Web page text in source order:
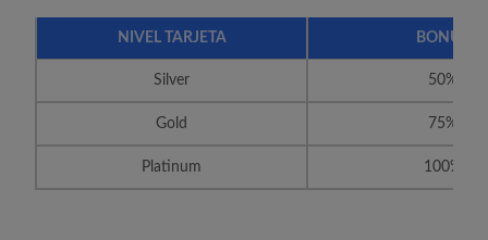
NIVEL TARJETA BONUS
Silver 50%
Gold 75%
Platinum 100%